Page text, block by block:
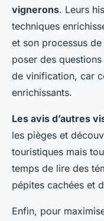
vignerons. Leurs
techniques
et son processus
poser des
de vinification, car
enrichissants.
Les avis d’autres
les pièges et
touristiques mais
temps de lire des
pépites cachées et
Enfin, pour